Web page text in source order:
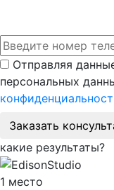
Отправляя
персональных
Заказать
какие результаты?
1 место